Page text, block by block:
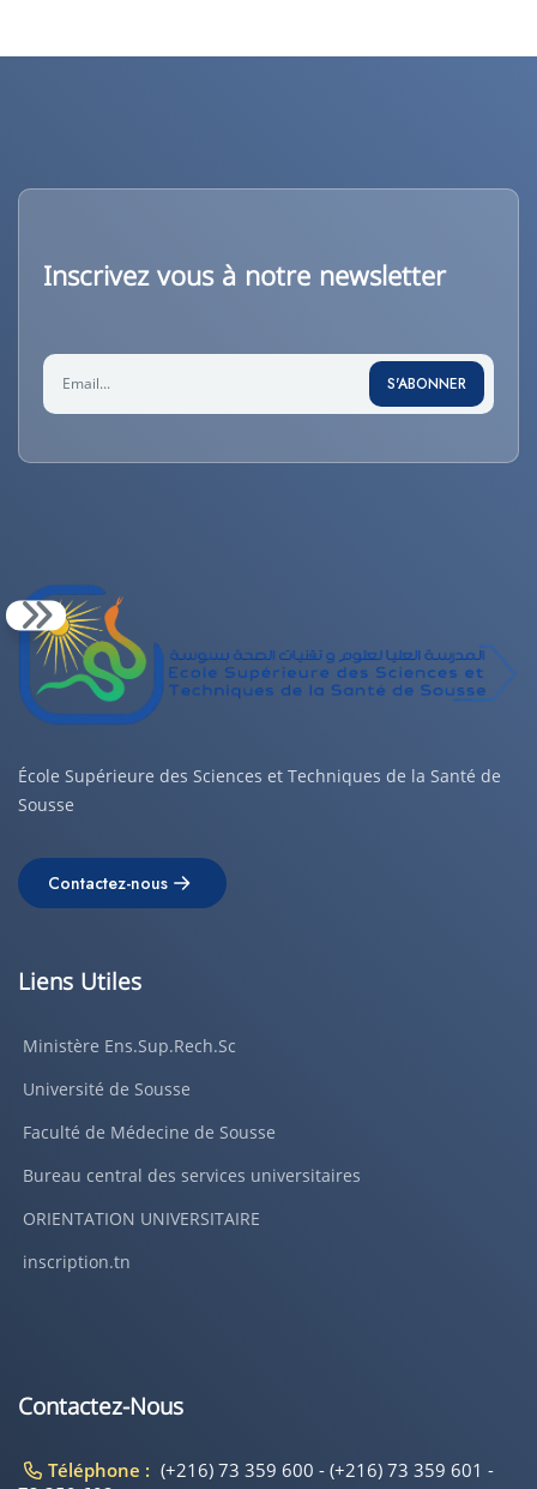
Inscrivez vous à notre newsletter
S'ABONNER
École Supérieure des Sciences et Techniques de la Santé de
Sousse
Contactez-nous
Liens Utiles
Ministère Ens.Sup.Rech.Sc
Université de Sousse
Faculté de Médecine de Sousse
Bureau central des services universitaires
ORIENTATION UNIVERSITAIRE
inscription.tn
Contactez-Nous
Téléphone : (+216) 73 359 600 - (+216) 73 359 601 -